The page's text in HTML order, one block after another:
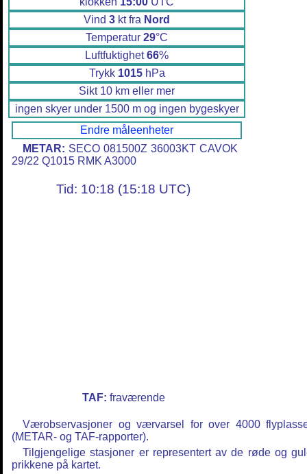
Vind 3 kt fra Nord
Temperatur 29°C
Luftfuktighet66%
Trykk 1015hPa
Sikt 10 km eller mer
ingen skyer under 1500 m og ingen bygeskyer
Endre måleenheter
METAR: SECO 081500Z 36003KT CAVOK
29/22 Q1015 RMK A3000
Tid: 10:18 (15:18 UTC)
TAF: fraværende
Værobservasjoner og værvarsel for over 4000
(METAR- og TAF-rapporter).
Tilgjengelige stasjoner er representert av de røde og
prikkene på kartet.